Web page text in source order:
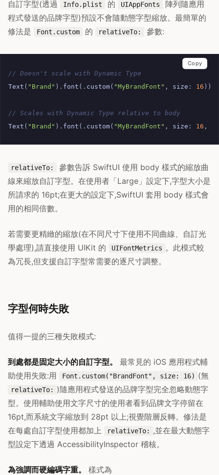
自訂字型(透過 Info.plist 的 UIAppFonts
陣列隨應用
程式發送的品牌字型)預設不會隨動態字型縮放。最簡單的
修法是
Font.custom 的 relativeTo: 參數:
// Doesn't scale with Dynamic Type
Text ( "Brand" ). font (. custom( "MyBrandFont" , size : 16 ))
// Scales with Dynamic Type relative to body
Text ( "Brand" ). font (. custom( "MyBrandFont" , size : 16 ,
Copy
relativeTo:
參數告訴 SwiftUI 使用 body 樣式的縮放曲
線來縮放自訂字型。在使用者「Large」設定下,字型大小是
所請求的 16pt;在更大的設定下,SwiftUI 套用 body 樣式會
用的相同倍數。
若需要更精緻的縮放(在不同尺寸下使用不同曲線、自訂光
學處理),請直接使用 UIKit 的
UIFontMetrics 。此模式較
為冗長,但支援自訂字型常需要的逐尺寸調整。
字型何時失敗
值得一提的三種失敗模式:
到處都是固定大小的自訂字型。
最常見的 iOS 應用程式輔
助使用失敗:用
Font.custom("BrandFont", size: 16) (無
relativeTo:
)隨應用程式發送的品牌字型完全忽略動態字
型。使用輔助使用文字尺寸的使用者看到品牌文字停留在
16pt,而系統文字縮放到 28pt 以上;視覺階層反轉。修法是
在每處自訂字型使用都加上
relativeTo:
,並在最大動態字
型設定下透過 AccessibilityInspector 稽核。
為強調而硬編碼字重。 樣式為